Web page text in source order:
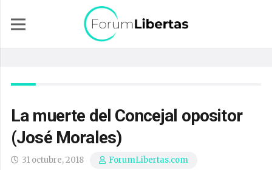
La muerte del Concejal opositor
(José Morales)
31 octubre, 2018
ForumLibertas.com